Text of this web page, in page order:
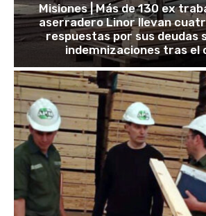
Misiones | Más de 130 ex
aserradero Linor llevan
respuestas por sus deudas
indemnizaciones tras el